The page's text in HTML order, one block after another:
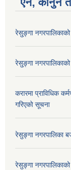
रेसु्ङ्गा
रेसु्ङ्गा
करारमा प्राविधिक
गरिएको सूचना
रेसुङ्गा नगरपालिका
रेसुङ्गा